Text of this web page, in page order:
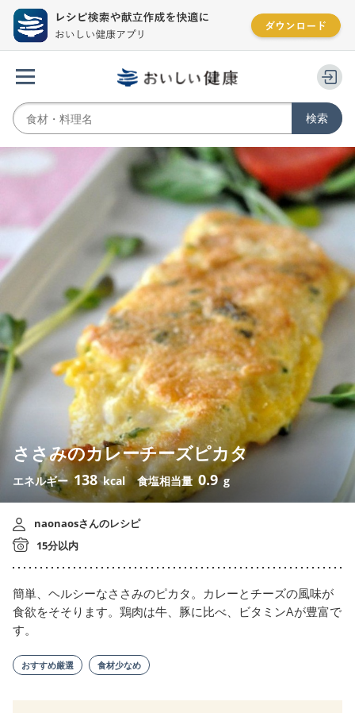
ささみのカレーチーズピカタ
エネルギー138 kcal 食塩相当量0.9 g
naonaosさんのレシピ
15分以内
簡単、ヘルシーなささみのピカタ。カレーとチーズの風味が
食欲をそそります。鶏肉は牛、豚に比べ、ビタミンAが豊富で
す。
おすすめ厳選 食材少なめ